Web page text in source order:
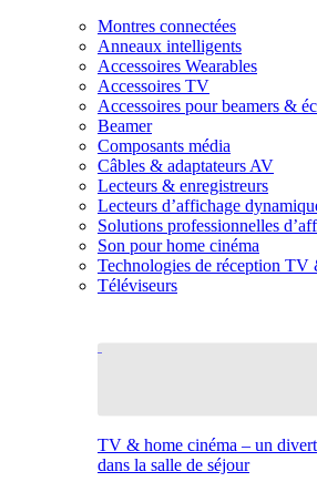
Montres connectées
Anneaux intelligents
Accessoires Wearables
Accessoires TV
Accessoires pour beamers &
Beamer
Composants média
Câbles & adaptateurs AV
Lecteurs & enregistreurs
Lecteurs d’affichage
Solutions professionnelles
Son pour home cinéma
Technologies de réception TV
Téléviseurs
TV & home cinéma – un
dans la salle de séjour